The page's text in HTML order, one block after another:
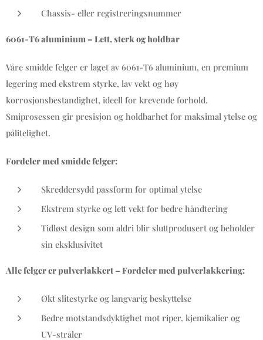
Chassis- eller registreringsnummer
6061-T6 aluminium – Lett, sterk og holdbar
Våre smidde felger er laget av 6061-T6 aluminium, en premium
legering med ekstrem styrke, lav vekt og høy
korrosjonsbestandighet, ideell for krevende forhold.
Smiprosessen gir presisjon og holdbarhet for maksimal ytelse og
pålitelighet.
Fordeler med smidde felger:
Skreddersydd passform for optimal ytelse
Ekstrem styrke og lett vekt for bedre håndtering
Tidløst design som aldri blir sluttprodusert og beholder
sin eksklusivitet
Alle felger er pulverlakkert – Fordeler med pulverlakkering:
Økt slitestyrke og langvarig beskyttelse
Bedre motstandsdyktighet mot riper, kjemikalier og
UV-stråler